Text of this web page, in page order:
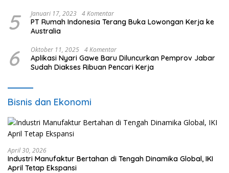
5 Januari 17, 2023 4 Komentar
PT Rumah Indonesia Terang Buka Lowongan Kerja ke
Australia
6 Oktober 11, 2025 4 Komentar
Aplikasi Nyari Gawe Baru Diluncurkan Pemprov Jabar
Sudah Diakses Ribuan Pencari Kerja
Bisnis dan Ekonomi
April 30, 2026
Industri Manufaktur Bertahan di Tengah Dinamika Global, IKI
April Tetap Ekspansi